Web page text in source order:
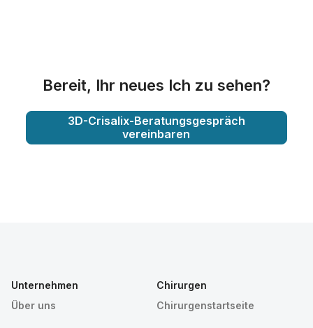
Bereit, Ihr neues Ich zu sehen?
3D-Crisalix-Beratungsgespräch
vereinbaren
Unternehmen
Über uns
Chirurgen
Chirurgenstartseite